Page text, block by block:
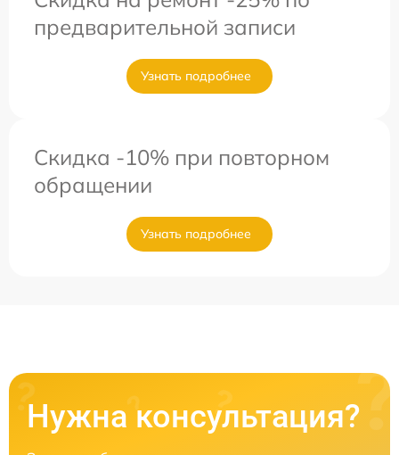
предварительной записи
Узнать подробнее
Скидка -10% при повторном
обращении
Узнать подробнее
Нужна консультация?